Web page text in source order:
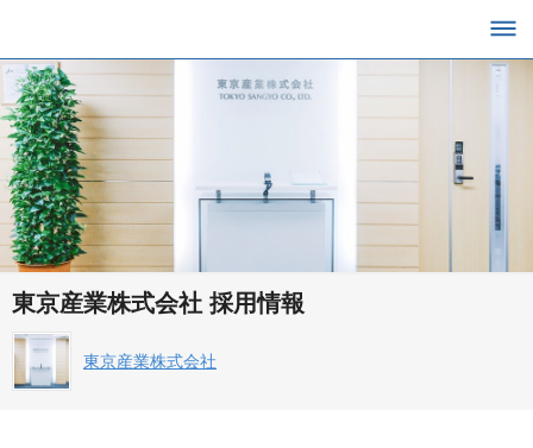
東京産業株式会社 採用情報
東京産業株式会社